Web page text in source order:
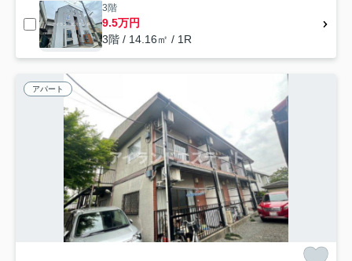
3階
9.5万円
3階 / 14.16㎡ / 1R
アパート